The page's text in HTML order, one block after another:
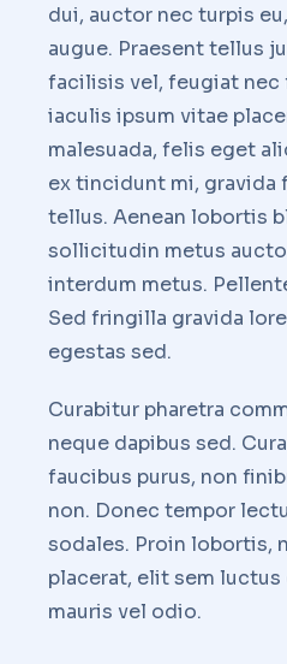
dui, auctor nec turpis
augue. Praesent tellus
facilisis vel, feugiat nec
iaculis ipsum vitae
malesuada, felis eget
ex tincidunt mi, gravida
tellus. Aenean lobortis
sollicitudin metus
interdum metus.
Sed fringilla gravida
egestas sed.
Curabitur pharetra
neque dapibus sed.
faucibus purus, non
non. Donec tempor
sodales. Proin lobortis,
placerat, elit sem luctus
mauris vel odio.